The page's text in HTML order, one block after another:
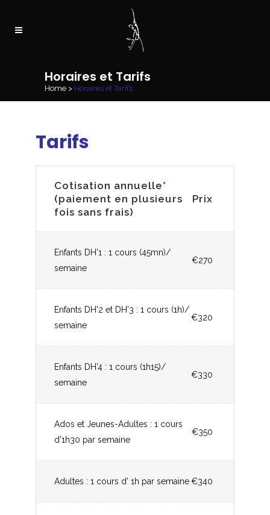
Horaires et Tarifs
Home > Horaires et Tarifs
Tarifs
Cotisation annuelle*
(paiement en plusieurs
fois sans frais)
Prix
Enfants DH'1 : 1 cours (45mn)/
semaine
€270
Enfants DH'2 et DH'3 : 1 cours (1h)/
semaine
€320
Enfants DH'4 : 1 cours (1h15)/
semaine
€330
Ados et Jeunes-Adultes : 1 cours
d'1h30 par semaine
€350
Adultes : 1 cours d' 1h par semaine€340